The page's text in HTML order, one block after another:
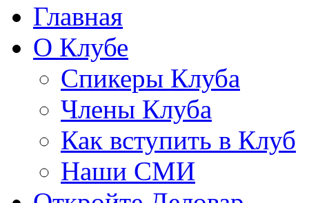
Главная
О Клубе
Спикеры Клуба
Члены Клуба
Как вступить в Клуб
Наши СМИ